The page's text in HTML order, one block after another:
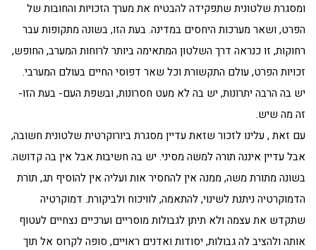
ומסגרת שלטונית שתפקידה להבטיח את מערך הזכויות והחובות של
הפרט, ושאר מערכות היחסים במדינה. בעת הזו, בשונה מתקופות עבר
רחוקות, זו כנראה דרך השלטון המתאימה ביותר לרוחות המערב, החופש,
זכויות הפרט, עולם התקשורת וכל שאר דפוסי החיים בעולם המערבי.
יש בה הרבה יתרונות, יש בה לא מעט חסרונות, ובשפת העם- בעת הזו-
זה מה שיש.
עם זאת , עלינו לזכור שזאת עדיין מסגרת ביורוקרטית שלטונית חשובה,
אבל עדיין איננה תורה למשה מסיני. יש בה חשיבות אבל אין בה קדושה.
בשונה מתורת משה, ממנה אין להחסיר אות ועליה אין להוסיף תג, תורת
הדמוקרטיה ניתנת לשינוי, להתאמה, לוויכוח ולביקורת. דמוקרטיה
שתקדש את עצמה ולא תיתן לגבולות מוסריים וערכיים נצחיים לעטוף
אותה ולהציב לה גבולות, יסודות ואדנים ראויים, סופה לקרוס אל תוך